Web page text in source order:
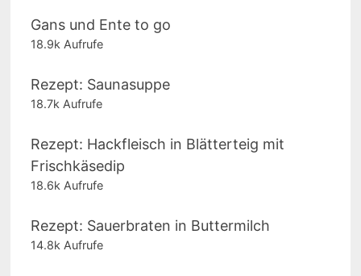
Gans und Ente to go
18.9k Aufrufe
Rezept: Saunasuppe
18.7k Aufrufe
Rezept: Hackfleisch in Blätterteig mit
Frischkäsedip
18.6k Aufrufe
Rezept: Sauerbraten in Buttermilch
14.8k Aufrufe